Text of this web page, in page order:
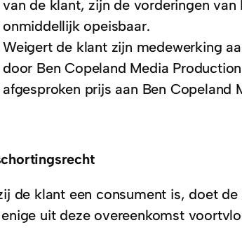
van de klant, zijn de vorderingen
onmiddellijk opeisbaar.
Weigert de klant zijn medewerking
door Ben Copeland Media
afgesproken prijs aan Ben Copeland
de klant een consument is, doet
uit deze overeenkomst